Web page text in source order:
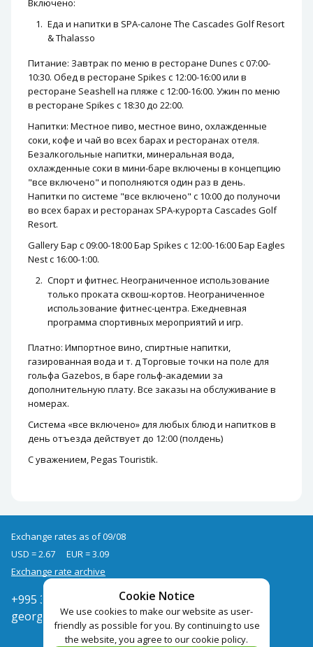
Включено:
Еда и напитки в SPA-салоне The Cascades Golf Resort
& Thalasso
Питание: Завтрак по меню в ресторане Dunes с 07:00-
10:30. Обед в ресторане Spikes с 12:00-16:00 или в
ресторане Seashell на пляже с 12:00-16:00. Ужин по меню
в ресторане Spikes с 18:30 до 22:00.
Напитки: Местное пиво, местное вино, охлажденные
соки, кофе и чай во всех барах и ресторанах отеля.
Безалкогольные напитки, минеральная вода,
охлажденные соки в мини-баре включены в концепцию
"все включено" и пополняются один раз в день.
Напитки по системе "все включено" с 10:00 до полуночи
во всех барах и ресторанах SPA-курорта Cascades Golf
Resort.
Gallery Бар с 09:00-18:00 Бар Spikes с 12:00-16:00 Бар Eagles
Nest с 16:00-1:00.
Спорт и фитнес. Неограниченное использование
только проката сквош-кортов. Неограниченное
использование фитнес-центра. Ежедневная
программа спортивных мероприятий и игр.
Платно: Импортное вино, спиртные напитки,
газированная вода и т. д Торговые точки на поле для
гольфа Gazebos, в баре гольф-академии за
дополнительную плату. Все заказы на обслуживание в
номерах.
Система «все включено» для любых блюд и напитков в
день отъезда действует до 12:00 (полдень)
С уважением, Pegas Touristik.
Cookie Notice
We use cookies to make our website as user-
friendly as possible for you. By continuing to use
the website, you agree to our cookie policy.
Exchange rates as of 09/08
USD = 2.67
EUR = 3.09
Exchange rate archive
+995 322050666
georgia@pegast.ge